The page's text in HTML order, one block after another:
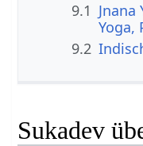
9.1 Jnana
Yoga,
9.2
Sukadev